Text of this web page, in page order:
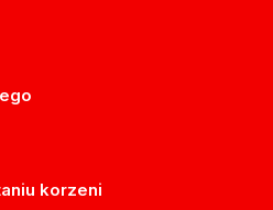
korzeni